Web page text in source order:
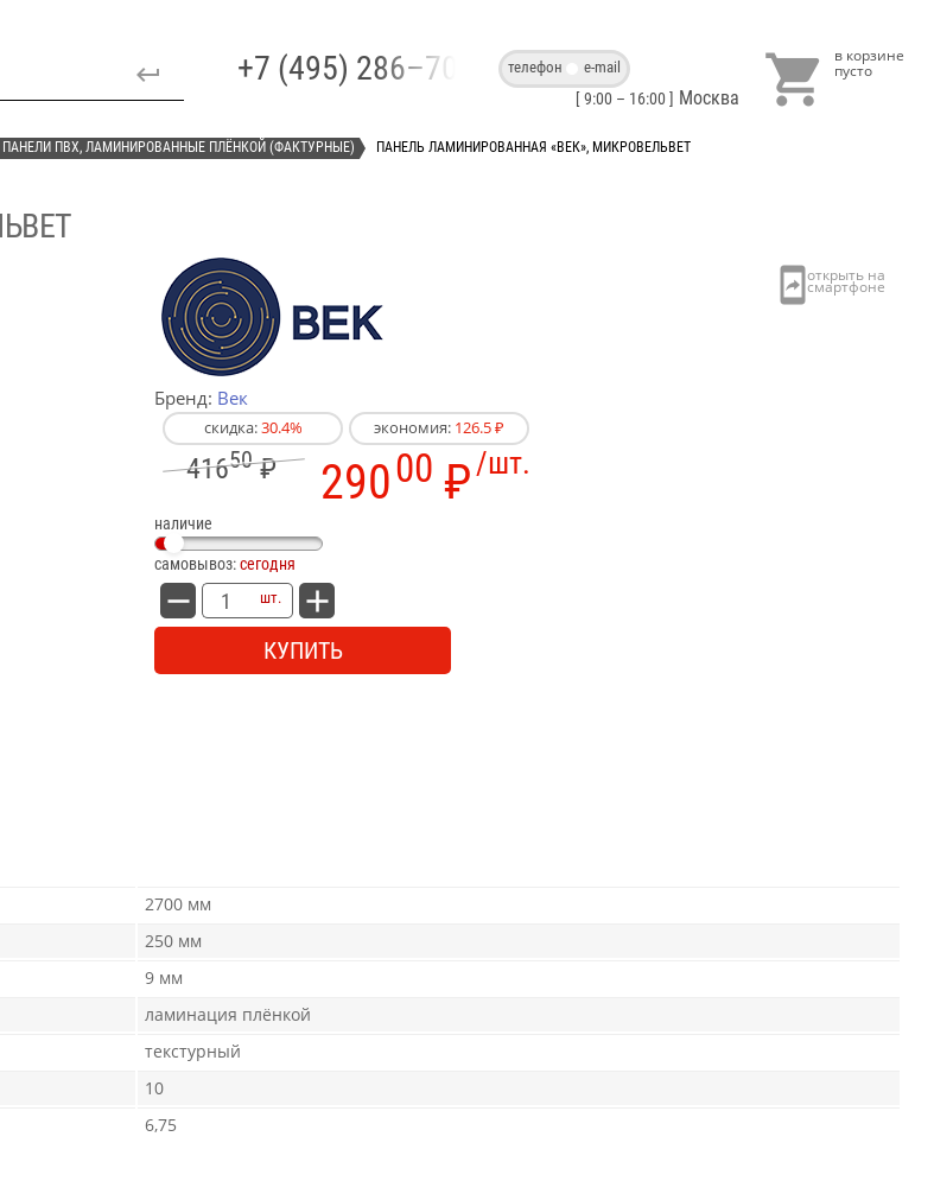
+7 (495) 286–70–40телефон e-mail
[ 9:00 – 16:00 ] Москва 
ПАНЕЛИ ПВХ, ЛАМИНИРОВАННЫЕ ПЛЁНКОЙ (ФАКТУРНЫЕ) ПАНЕЛЬ ЛАМИНИРОВАННАЯ «ВЕК», МИКРОВЕЛЬВЕТ
Бренд: Век
скидка:30.4% экономия: 126.5 ₽
41650₽ /шт.
29000 ₽
наличие
самовывоз:сегодня
шт.
КУПИТЬ
2700 мм
250 мм
9 мм
ламинация плёнкой
текстурный
10
6,75